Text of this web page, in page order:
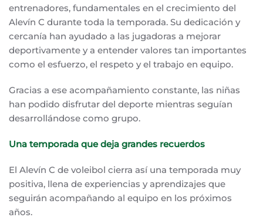
entrenadores, fundamentales en el crecimiento del
Alevín C durante toda la temporada. Su dedicación y
cercanía han ayudado a las jugadoras a mejorar
deportivamente y a entender valores tan importantes
como el esfuerzo, el respeto y el trabajo en equipo.
Gracias a ese acompañamiento constante, las niñas
han podido disfrutar del deporte mientras seguían
desarrollándose como grupo.
Una temporada que deja grandes recuerdos
El Alevín C de voleibol cierra así una temporada muy
positiva, llena de experiencias y aprendizajes que
seguirán acompañando al equipo en los próximos
años.